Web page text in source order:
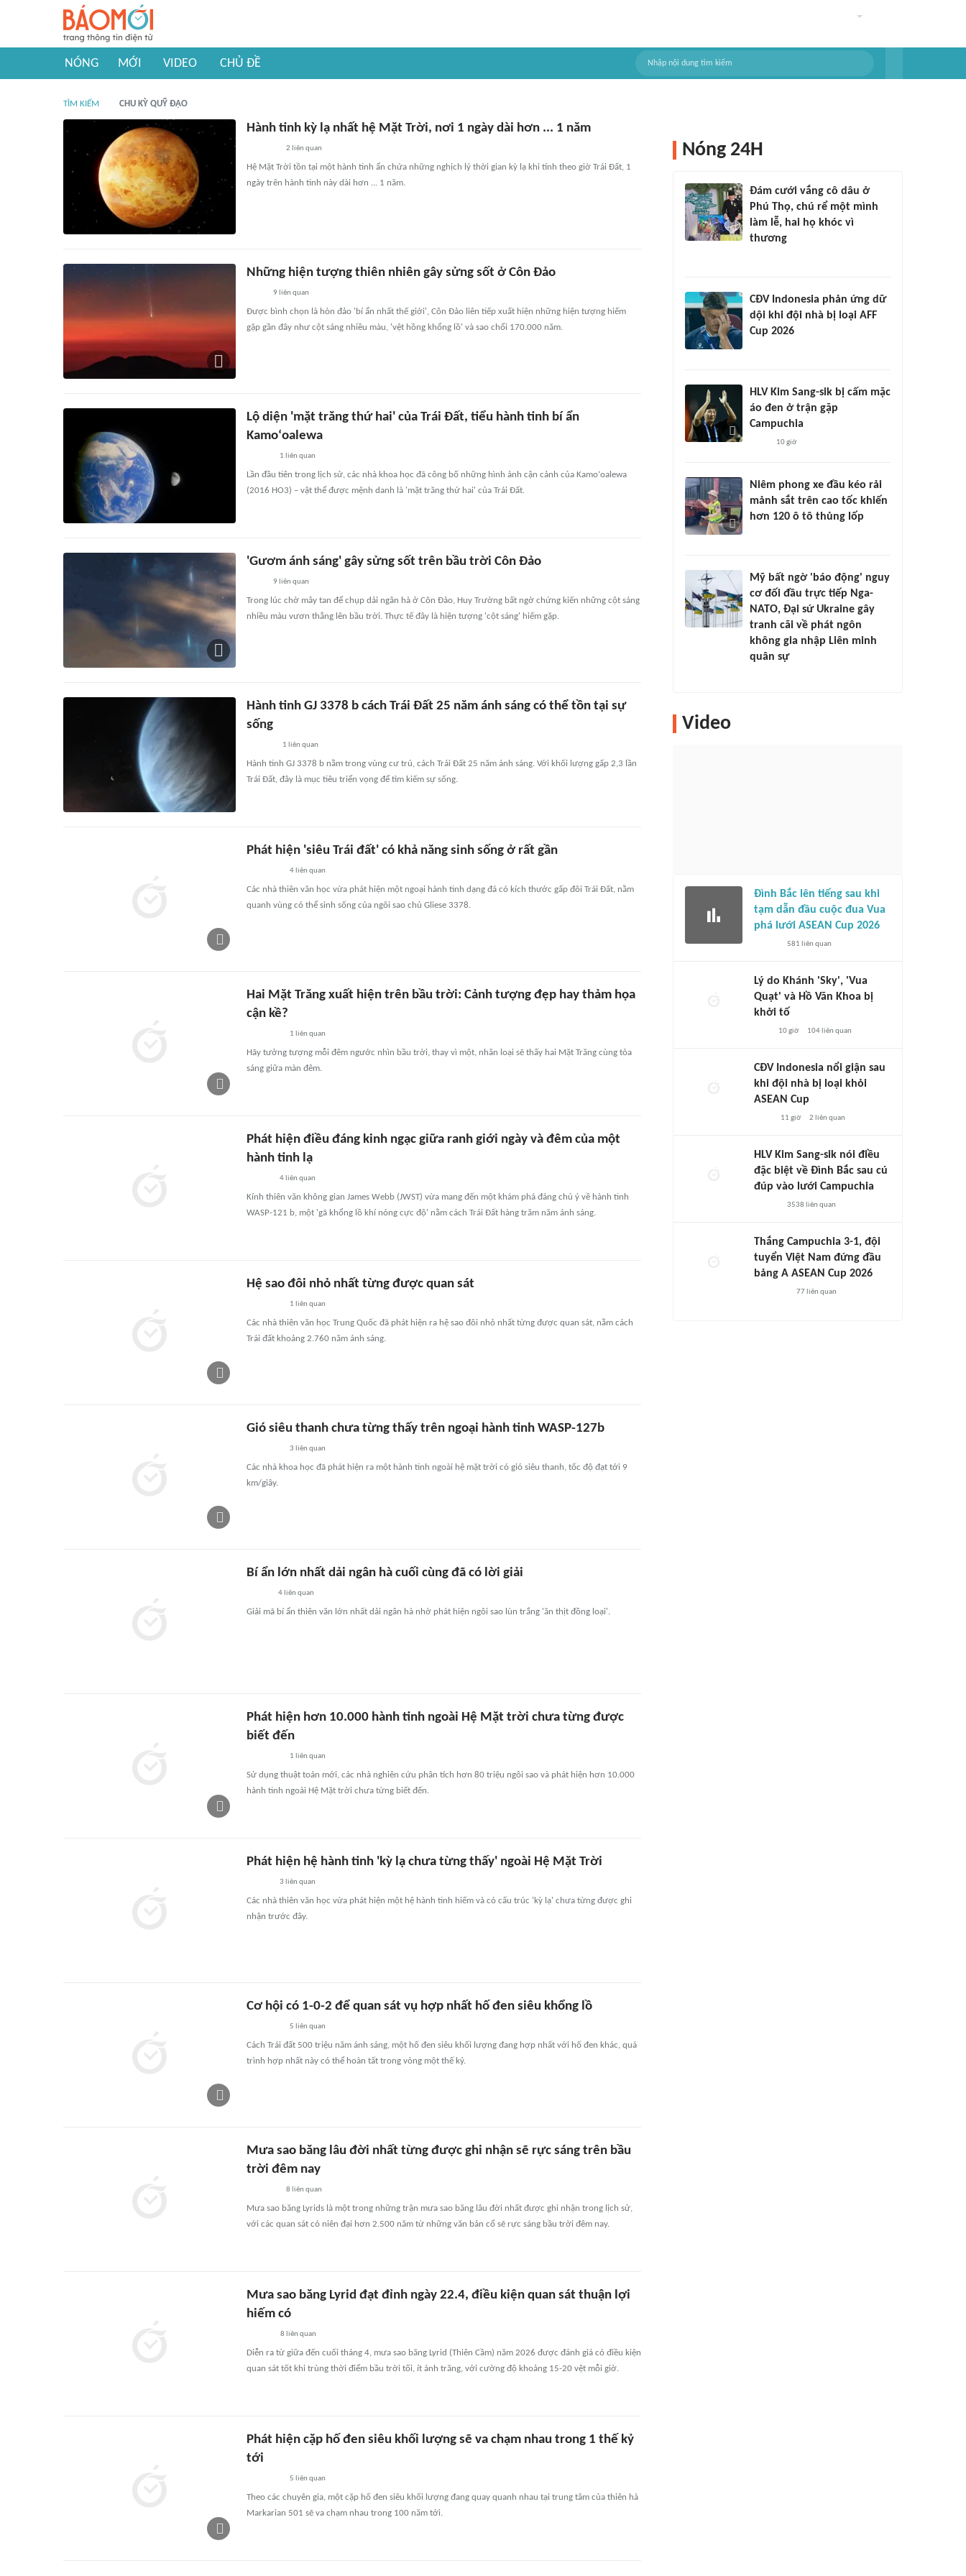
NÓNG MỚI VIDEO CHỦ ĐỀ
TÌM KIẾM CHU KỲ QUỸ ĐẠO
Hành tinh kỳ lạ nhất hệ Mặt Trời, nơi 1 ngày dài hơn ... 1 năm
2 liên quan
Hệ Mặt Trời tồn tại một hành tinh ẩn chứa những nghịch lý thời gian kỳ lạ khi tính theo giờ Trái Đất, 1
ngày trên hành tinh này dài hơn ... 1 năm.
Những hiện tượng thiên nhiên gây sửng sốt ở Côn Đảo
9 liên quan
Được bình chọn là hòn đảo 'bí ẩn nhất thế giới', Côn Đảo liên tiếp xuất hiện những hiện tượng hiếm
gặp gần đây như cột sáng nhiều màu, 'vệt hồng khổng lồ' và sao chổi 170.000 năm.
Lộ diện 'mặt trăng thứ hai' của Trái Đất, tiểu hành tinh bí ẩn
Kamoʻoalewa
1 liên quan
Lần đầu tiên trong lịch sử, các nhà khoa học đã công bố những hình ảnh cận cảnh của Kamoʻoalewa
(2016 HO3) – vật thể được mệnh danh là 'mặt trăng thứ hai' của Trái Đất.
'Gươm ánh sáng' gây sửng sốt trên bầu trời Côn Đảo
9 liên quan
Trong lúc chờ mây tan để chụp dải ngân hà ở Côn Đảo, Huy Trường bất ngờ chứng kiến những cột sáng
nhiều màu vươn thẳng lên bầu trời. Thực tế đây là hiện tượng 'cột sáng' hiếm gặp.
Hành tinh GJ 3378 b cách Trái Đất 25 năm ánh sáng có thể tồn tại sự
sống
1 liên quan
Hành tinh GJ 3378 b nằm trong vùng cư trú, cách Trái Đất 25 năm ánh sáng. Với khối lượng gấp 2,3 lần
Trái Đất, đây là mục tiêu triển vọng để tìm kiếm sự sống.
Phát hiện 'siêu Trái đất' có khả năng sinh sống ở rất gần
4 liên quan
Các nhà thiên văn học vừa phát hiện một ngoại hành tinh dạng đá có kích thước gấp đôi Trái Đất, nằm
quanh vùng có thể sinh sống của ngôi sao chủ Gliese 3378.
Hai Mặt Trăng xuất hiện trên bầu trời: Cảnh tượng đẹp hay thảm họa
cận kề?
1 liên quan
Hãy tưởng tượng mỗi đêm ngước nhìn bầu trời, thay vì một, nhân loại sẽ thấy hai Mặt Trăng cùng tỏa
sáng giữa màn đêm.
Phát hiện điều đáng kinh ngạc giữa ranh giới ngày và đêm của một
hành tinh lạ
4liên quan
Kính thiên văn không gian James Webb (JWST) vừa mang đến một khám phá đáng chú ý về hành tinh
WASP-121 b, một 'gã khổng lồ khí nóng cực độ' nằm cách Trái Đất hàng trăm năm ánh sáng.
Hệ sao đôi nhỏ nhất từng được quan sát
1 liên quan
Các nhà thiên văn học Trung Quốc đã phát hiện ra hệ sao đôi nhỏ nhất từng được quan sát, nằm cách
Trái đất khoảng 2.760 năm ánh sáng.
Gió siêu thanh chưa từng thấy trên ngoại hành tinh WASP-127b
3 liên quan
Các nhà khoa học đã phát hiện ra một hành tinh ngoài hệ mặt trời có gió siêu thanh, tốc độ đạt tới 9
km/giây.
Bí ẩn lớn nhất dải ngân hà cuối cùng đã có lời giải
4 liên quan
Giải mã bí ẩn thiên văn lớn nhất dải ngân hà nhờ phát hiện ngôi sao lùn trắng 'ăn thịt đồng loại'.
Phát hiện hơn 10.000 hành tinh ngoài Hệ Mặt trời chưa từng được
biết đến
1 liên quan
Sử dụng thuật toán mới, các nhà nghiên cứu phân tích hơn 80 triệu ngôi sao và phát hiện hơn 10.000
hành tinh ngoài Hệ Mặt trời chưa từng biết đến.
Phát hiện hệ hành tinh 'kỳ lạ chưa từng thấy' ngoài Hệ Mặt Trời
3 liên quan
Các nhà thiên văn học vừa phát hiện một hệ hành tinh hiếm và có cấu trúc 'kỳ lạ' chưa từng được ghi
nhận trước đây.
Cơ hội có 1-0-2 để quan sát vụ hợp nhất hố đen siêu khổng lồ
5 liên quan
Cách Trái đất 500 triệu năm ánh sáng, một hố đen siêu khối lượng đang hợp nhất với hố đen khác, quá
trình hợp nhất này có thể hoàn tất trong vòng một thế kỷ.
Mưa sao băng lâu đời nhất từng được ghi nhận sẽ rực sáng trên bầu
trời đêm nay
8 liên quan
Mưa sao băng Lyrids là một trong những trận mưa sao băng lâu đời nhất được ghi nhận trong lịch sử,
với các quan sát có niên đại hơn 2.500 năm từ những văn bản cổ sẽ rực sáng bầu trời đêm nay.
Mưa sao băng Lyrid đạt đỉnh ngày 22.4, điều kiện quan sát thuận lợi
hiếm có
8 liên quan
Diễn ra từ giữa đến cuối tháng 4, mưa sao băng Lyrid (Thiên Cầm) năm 2026 được đánh giá có điều kiện
quan sát tốt khi trùng thời điểm bầu trời tối, ít ánh trăng, với cường độ khoảng 15-20 vệt mỗi giờ.
Phát hiện cặp hố đen siêu khối lượng sẽ va chạm nhau trong 1 thế kỷ
tới
5 liên quan
Theo các chuyên gia, một cặp hố đen siêu khối lượng đang quay quanh nhau tại trung tâm của thiên hà
Markarian 501 sẽ va chạm nhau trong 100 năm tới.
Nóng 24H
Đám cưới vắng cô dâu ở
Phú Thọ, chú rể một mình
làm lễ, hai họ khóc vì
thương
CĐV Indonesia phản ứng dữ
dội khi đội nhà bị loại AFF
Cup 2026
HLV Kim Sang-sik bị cấm mặc
áo đen ở trận gặp
Campuchia
10 giờ
Niêm phong xe đầu kéo rải
mảnh sắt trên cao tốc khiến
hơn 120 ô tô thủng lốp
Mỹ bất ngờ 'báo động' nguy
cơ đối đầu trực tiếp Nga-
NATO, Đại sứ Ukraine gây
tranh cãi về phát ngôn
không gia nhập Liên minh
quân sự
Video
Đình Bắc lên tiếng sau khi
tạm dẫn đầu cuộc đua Vua
phá lưới ASEAN Cup 2026
581 liên quan
Lý do Khánh 'Sky', 'Vua
Quạt' và Hồ Văn Khoa bị
khởi tố
10 giờ 104liên quan
CĐV Indonesia nổi giận sau
khi đội nhà bị loại khỏi
ASEAN Cup
11 giờ 2 liên quan
HLV Kim Sang-sik nói điều
đặc biệt về Đình Bắc sau cú
đúp vào lưới Campuchia
3538 liên quan
Thắng Campuchia 3-1, đội
tuyển Việt Nam đứng đầu
bảng A ASEAN Cup 2026
77liên quan